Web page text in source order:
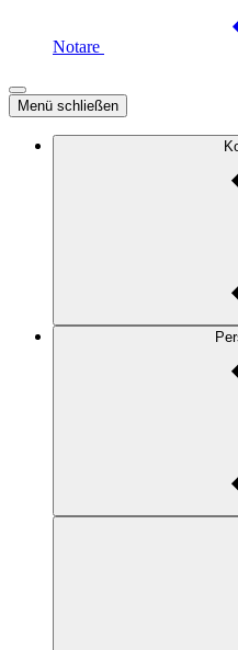
Notare
Menü schließen